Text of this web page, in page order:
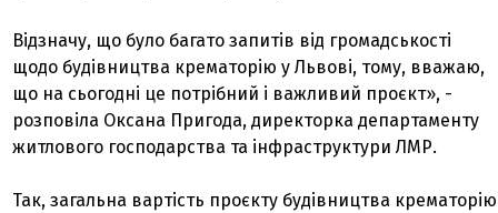
Відзначу, що було багато запитів від громадськості
щодо будівництва крематорію у Львові, тому, вважаю,
що на сьогодні це потрібний і важливий проєкт», -
розповіла Оксана Пригода, директорка департаменту
житлового господарства та інфраструктури ЛМР.
Так, загальна вартість проєкту будівництва крематорію